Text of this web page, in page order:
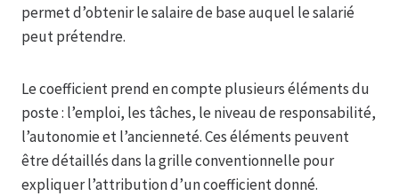
permet d’obtenir le salaire de base auquel le salarié
peut prétendre.
Le coefficient prend en compte plusieurs éléments du
poste : l’emploi, les tâches, le niveau de responsabilité,
l’autonomie et l’ancienneté. Ces éléments peuvent
être détaillés dans la grille conventionnelle pour
expliquer l’attribution d’un coefficient donné.